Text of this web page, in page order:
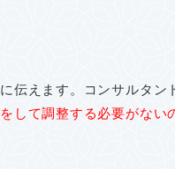
伝えます。コンサルタ
して調整する必要がな